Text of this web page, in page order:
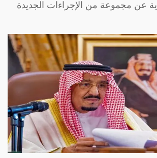
عن مجموعة من الإجراءات الجديدة